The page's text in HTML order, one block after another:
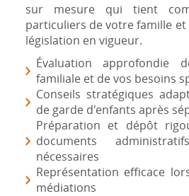
sur mesure qui tient
particuliers de votre famille et
législation en vigueur.
Évaluation approfondie
familiale et de vos besoins
Conseils stratégiques
de garde d'enfants après
Préparation et dépôt
documents
nécessaires
Représentation efficace
médiations